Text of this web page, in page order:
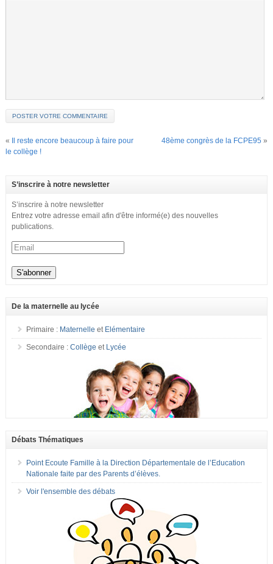
«
Il reste encore beaucoup à faire pour
le collège !
48ème congrès de la FCPE95 »
S’inscrire à notre newsletter
S’inscrire à notre newsletter
Entrez votre adresse email afin d'être informé(e) des nouvelles
publications.
De la maternelle au lycée
Primaire : Maternelle et Elémentaire
Secondaire : Collège et Lycée
Débats Thématiques
Point Ecoute Famille à la Direction Départementale de l’Education
Nationale faite par des Parents d’élèves.
Voir l'ensemble des débats